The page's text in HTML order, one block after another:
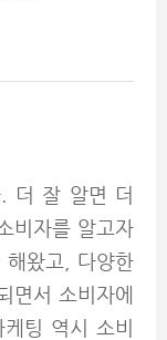
더 잘 알면 더
비자를 알고자
왔고, 다양한
면서 소비자에
팅 역시 소비